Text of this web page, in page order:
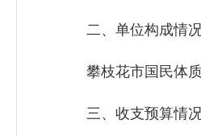
二、单位构成情
攀枝花市国民体质
三、收支预算情况